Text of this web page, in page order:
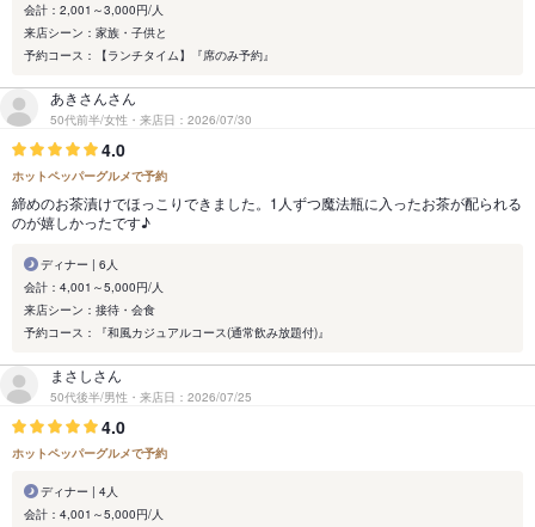
会計：2,001～3,000円/人
来店シーン：家族・子供と
予約コース：【ランチタイム】『席のみ予約』
あきさんさん
50代前半/女性・来店日：2026/07/30
4.0
ホットペッパーグルメで予約
締めのお茶漬けでほっこりできました。1人ずつ魔法瓶に入ったお茶が配られる
のが嬉しかったです♪
ディナー | 6人
会計：4,001～5,000円/人
来店シーン：接待・会食
予約コース：『和風カジュアルコース(通常飲み放題付)』
まさしさん
50代後半/男性・来店日：2026/07/25
4.0
ホットペッパーグルメで予約
ディナー | 4人
会計：4,001～5,000円/人